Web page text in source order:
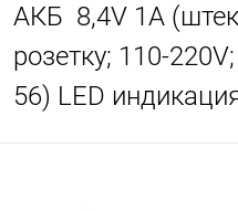
АКБ 8,4V 1A
розетку; 110-
56) LED